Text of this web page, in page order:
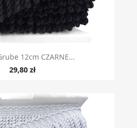
12cm CZARNE...
29,80 zł